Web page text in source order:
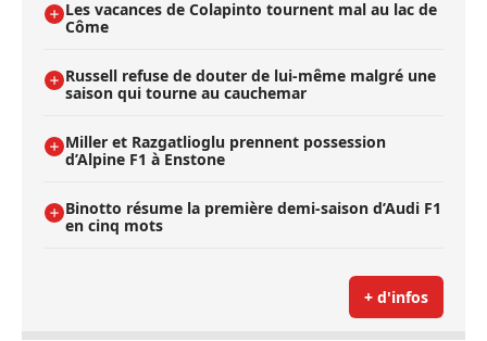
Les vacances de Colapinto tournent mal au lac de
Côme
Russell refuse de douter de lui-même malgré une
saison qui tourne au cauchemar
Miller et Razgatlioglu prennent possession
d’Alpine F1 à Enstone
Binotto résume la première demi-saison d’Audi F1
en cinq mots
+ d'infos